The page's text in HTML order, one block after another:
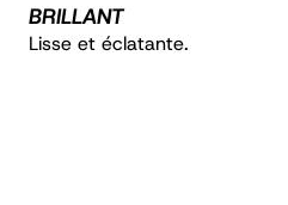
BRILLANT
Lisse et éclatante.